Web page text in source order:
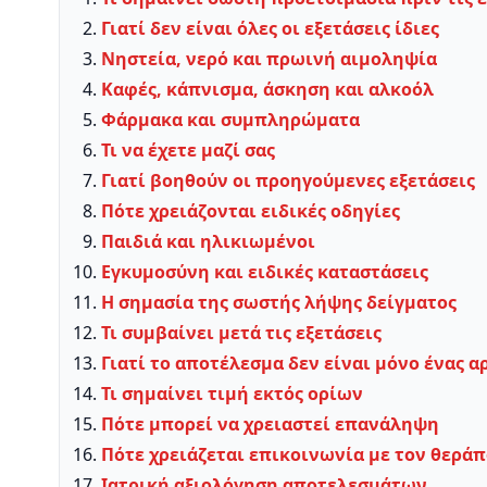
Γιατί δεν είναι όλες οι εξετάσεις ίδιες
Νηστεία, νερό και πρωινή αιμοληψία
Καφές, κάπνισμα, άσκηση και αλκοόλ
Φάρμακα και συμπληρώματα
Τι να έχετε μαζί σας
Γιατί βοηθούν οι προηγούμενες εξετάσεις
Πότε χρειάζονται ειδικές οδηγίες
Παιδιά και ηλικιωμένοι
Εγκυμοσύνη και ειδικές καταστάσεις
Η σημασία της σωστής λήψης δείγματος
Τι συμβαίνει μετά τις εξετάσεις
Γιατί το αποτέλεσμα δεν είναι μόνο ένας
Τι σημαίνει τιμή εκτός ορίων
Πότε μπορεί να χρειαστεί επανάληψη
Πότε χρειάζεται επικοινωνία με τον